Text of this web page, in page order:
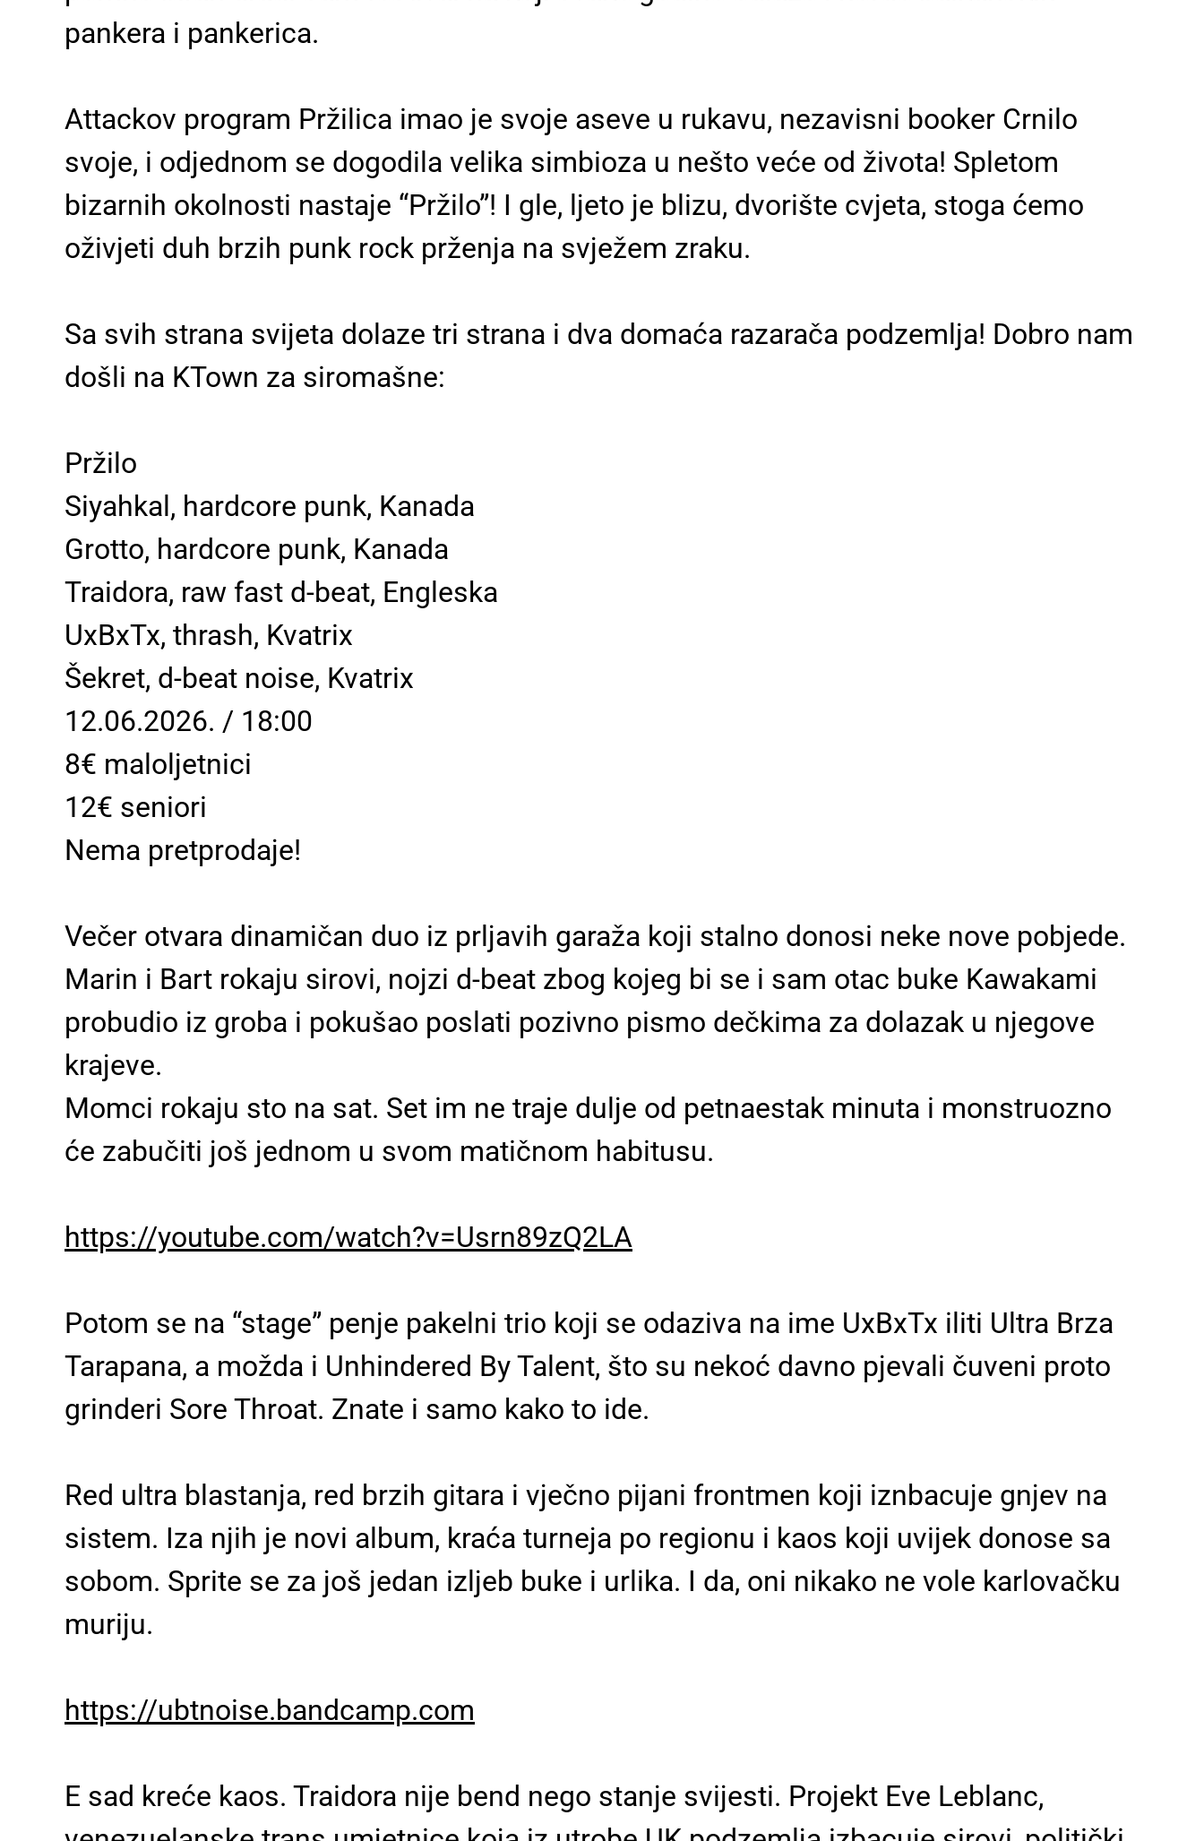
pankera i pankerica.
Attackov program Pržilica imao je svoje aseve u rukavu, nezavisni booker Crnilo
svoje, i odjednom se dogodila velika simbioza u nešto veće od života! Spletom
bizarnih okolnosti nastaje “Pržilo”! I gle, ljeto je blizu, dvorište cvjeta, stoga ćemo
oživjeti duh brzih punk rock prženja na svježem zraku.
Sa svih strana svijeta dolaze tri strana i dva domaća razarača podzemlja! Dobro nam
došli na KTown za siromašne:
Pržilo
Siyahkal, hardcore punk, Kanada
Grotto, hardcore punk, Kanada
Traidora, raw fast d-beat, Engleska
UxBxTx, thrash, Kvatrix
Šekret, d-beat noise, Kvatrix
12.06.2026. / 18:00
8€ maloljetnici
12€ seniori
Nema pretprodaje!
Večer otvara dinamičan duo iz prljavih garaža koji stalno donosi neke nove pobjede.
Marin i Bart rokaju sirovi, nojzi d-beat zbog kojeg bi se i sam otac buke Kawakami
probudio iz groba i pokušao poslati pozivno pismo dečkima za dolazak u njegove
krajeve.
Momci rokaju sto na sat. Set im ne traje dulje od petnaestak minuta i monstruozno
će zabučiti još jednom u svom matičnom habitusu.
https://youtube.com/watch?v=Usrn89zQ2LA
Potom se na “stage” penje pakelni trio koji se odaziva na ime UxBxTx iliti Ultra Brza
Tarapana, a možda i Unhindered By Talent, što su nekoć davno pjevali čuveni proto
grinderi Sore Throat. Znate i samo kako to ide.
Red ultra blastanja, red brzih gitara i vječno pijani frontmen koji iznbacuje gnjev na
sistem. Iza njih je novi album, kraća turneja po regionu i kaos koji uvijek donose sa
sobom. Sprite se za još jedan izljeb buke i urlika. I da, oni nikako ne vole karlovačku
muriju.
https://ubtnoise.bandcamp.com
E sad kreće kaos. Traidora nije bend nego stanje svijesti. Projekt Eve Leblanc,